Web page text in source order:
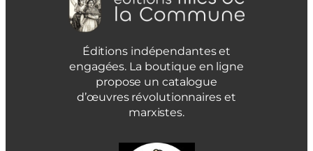
Éditions indépendantes et
engagées. La boutique en ligne
propose un catalogue
d’œuvres révolutionnaires et
marxistes.